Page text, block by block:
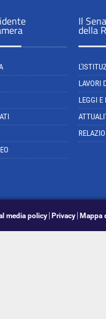
Il
della
LAVORI
LEGGI E
media policy Privacy Mappa